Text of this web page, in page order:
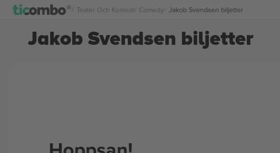
Teater Och Komedi Comedy Jakob Svendsen biljetter
Jakob Svendsen biljetter